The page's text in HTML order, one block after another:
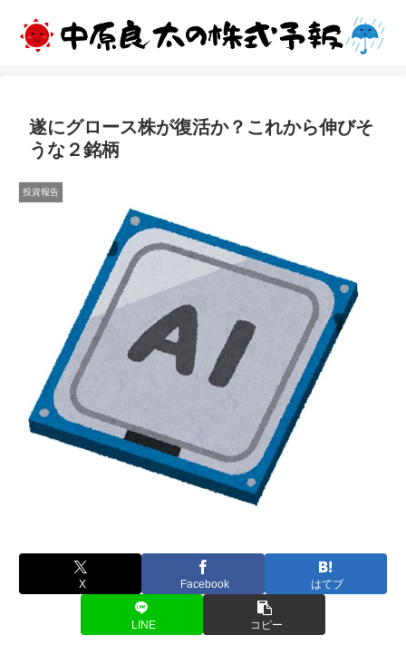
遂にグロース株が復活か？これから伸びそ
うな２銘柄
投資報告
X Facebook はてブ
LINE コピー